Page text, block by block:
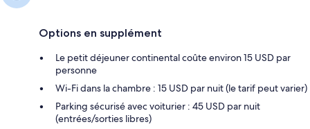
Options en supplément
Le petit déjeuner continental coûte environ 15 USD par
personne
Wi-Fi dans la chambre : 15 USD par nuit (le tarif peut varier)
Parking sécurisé avec voiturier : 45 USD par nuit
(entrées/sorties libres)